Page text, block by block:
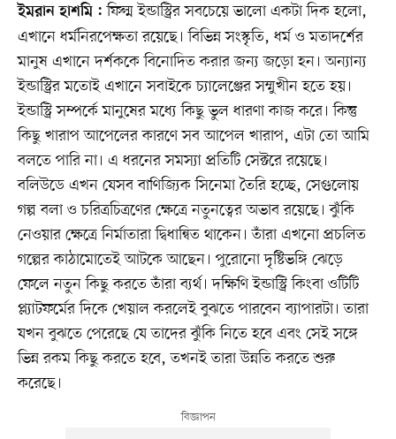
ইমরান হাশমি :ফিল্ম ইন্ডাস্ট্রির সবচেয়ে ভালো একটা দিক হলো,
এখানে ধর্মনিরপেক্ষতা রয়েছে। বিভিন্ন সংস্কৃতি, ধর্ম ও মতাদর্শের
মানুষ এখানে দর্শককে বিনোদিত করার জন্য জড়ো হন। অন্যান্য
ইন্ডাস্ট্রির মতোই এখানে সবাইকে চ্যালেঞ্জের সম্মুখীন হতে হয়।
ইন্ডাস্ট্রি সম্পর্কে মানুষের মধ্যে কিছু ভুল ধারণা কাজ করে। কিন্তু
কিছু খারাপ আপেলের কারণে সব আপেল খারাপ, এটা তো আমি
বলতে পারি না। এ ধরনের সমস্যা প্রতিটি সেক্টরে রয়েছে।
বলিউডে এখন যেসব বাণিজ্যিক সিনেমা তৈরি হচ্ছে, সেগুলোয়
গল্প বলা ও চরিত্রচিত্রণের ক্ষেত্রে নতুনত্বের অভাব রয়েছে। ঝুঁকি
নেওয়ার ক্ষেত্রে নির্মাতারা দ্বিধান্বিত থাকেন। তাঁরা এখনো প্রচলিত
গল্পের কাঠামোতেই আটকে আছেন। পুরোনো দৃষ্টিভঙ্গি ঝেড়ে
ফেলে নতুন কিছু করতে তাঁরা ব্যর্থ। দক্ষিণি ইন্ডাস্ট্রি কিংবা ওটিটি
প্ল্যাটফর্মের দিকে খেয়াল করলেই বুঝতে পারবেন ব্যাপারটা। তারা
যখন বুঝতে পেরেছে যে তাদের ঝুঁকি নিতে হবে এবং সেই সঙ্গে
ভিন্ন রকম কিছু করতে হবে, তখনই তারা উন্নতি করতে শুরু
করেছে।